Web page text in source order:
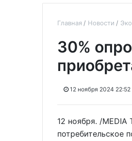
Главная Новости
30%
12 ноября 2024 22:52
12 ноября. /
потребительское